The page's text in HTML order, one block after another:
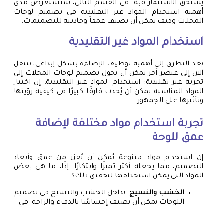
يستحق الاستثمار فيه. في القسم التالي، سنستعرض مدى
أهمية استخدام المواد غير التقليدية في تصميم لوحات
المحلات وكيف يمكن أن تضيف عمقاً وجاذبية للتصميمات.
استخدام المواد غير التقليدية
بعد التطرق إلى أهمية توظيف الإضاءة بشكل إبداعي، ننتقل
الآن إلى عنصر آخر يمكن أن يحول تصميم لوحات المحلات إلى
تجربة غير تقليدية: استخدام المواد غير التقليدية. إن اختيار
المواد المناسبة يمكن أن يُحدث فارقًا كبيرًا في كيفية رؤيتها
وتأثيرها على الجمهور.
تجربة استخدام مواد مختلفة لإضافة
عمق للوحة
إن استخدام مواد متنوعة يُمكن أن يُعزز من عمق وأبعاد
التصميم، مما يجعله أكثر تميزًا وابتكارًا. إذًا، ما هي بعض
المواد التي يمكن استخدامها لتحقيق ذلك؟
الخشب والنسيج: تداخل الخشب والنسيج في تصميم
اللوحات يمكن أن يضيف إحساسًا بالدفء والراحة. في